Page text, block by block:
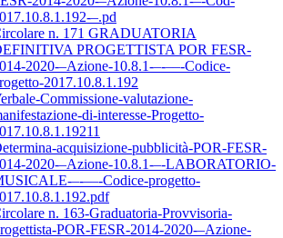
–.pd
n. 171 GRADUATORIA
PROGETTISTA POR FESR-
2020-–Azione-10.8.1-–-––-Codice-
2017.10.8.1.192
Commissione-valutazione-
di-interesse-Progetto-
acquisizione-pubblicità-POR-FESR-
2020-–Azione-10.8.1-–-LABORATORIO-
–-––-Codice-progetto-
n. 163-Graduatoria-Provvisoria-
POR-FESR-2014-2020-–Azione-